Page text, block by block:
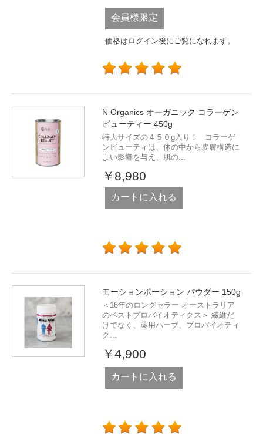
会員様限定
価格はログイン後にご覧になれます。
N Organics オーガニック コラーゲン
ビューティー 450g
特大サイズの４５０g入り！ コラーゲ
ンビューティは、体の中から皮膚構造に
よい影響を与え、肌の...
￥8,980
カートに入れる
モーションポーション パウダー 150g
＜16年のロングセラー オーストラリア
のベストプロバイオティクス＞ 繊維だ
けでなく、薬用ハーブ、プロバイオティ
ク...
￥4,900
カートに入れる